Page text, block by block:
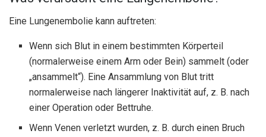
Eine Lungenembolie kann auftreten:
Wenn sich Blut in einem bestimmten Körperteil
(normalerweise einem Arm oder Bein) sammelt (oder
„ansammelt“). Eine Ansammlung von Blut tritt
normalerweise nach längerer Inaktivität auf, z. B. nach
einer Operation oder Bettruhe.
Wenn Venen verletzt wurden, z. B. durch einen Bruch